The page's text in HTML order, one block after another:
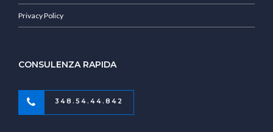
Privacy Policy
CONSULENZA RAPIDA
348.54.44.842